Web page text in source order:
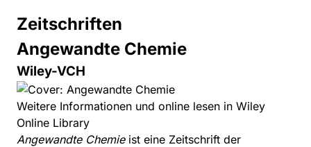
Zeitschriften
Angewandte Chemie
Wiley-VCH
Weitere Informationen und online lesen in Wiley
Online Library
Angewandte Chemieist eine Zeitschrift der